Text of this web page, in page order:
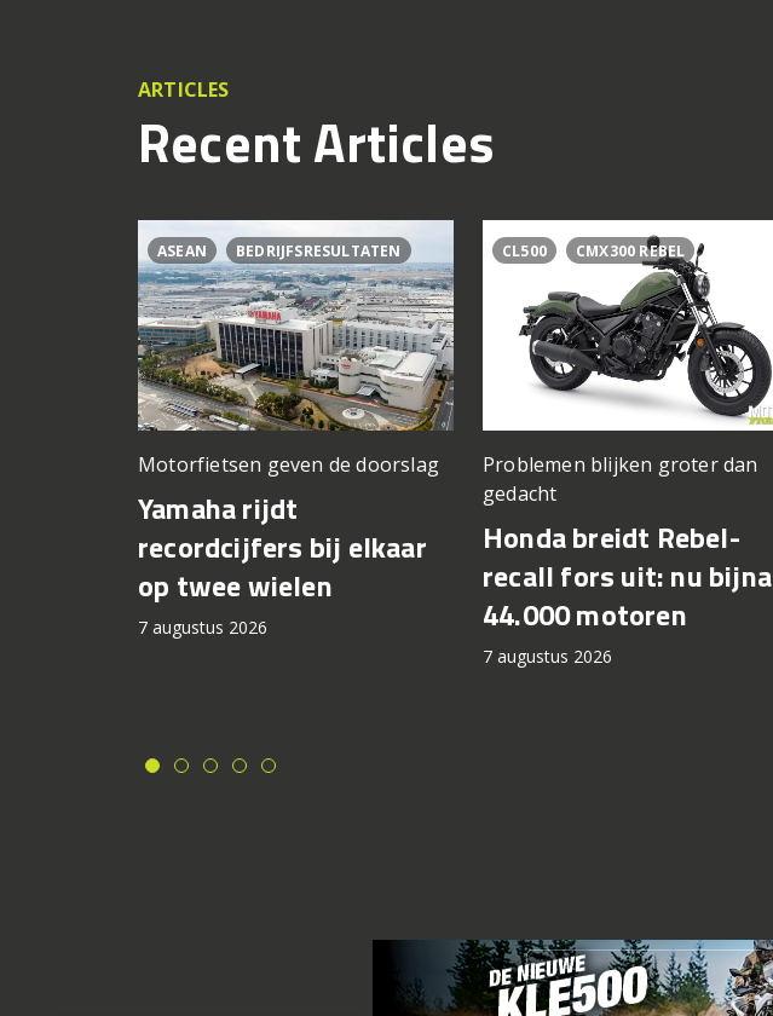
ARTICLES
Recent Articles
ASEAN BEDRIJFSRESULTATEN
Motorfietsen geven de doorslag
Yamaha rijdt
recordcijfers bij elkaar
op twee wielen
7 augustus 2026
CL500 CMX300 REBEL
Problemen blijken groter dan
gedacht
Honda breidt Rebel-
recall fors uit: nu bijna
44.000 motoren
7 augustus 2026